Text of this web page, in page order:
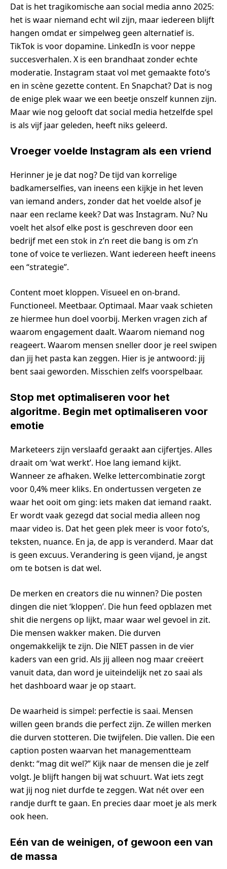
Dat is het tragikomische aan social media anno 2025:
het is waar niemand echt wil zijn, maar iedereen blijft
hangen omdat er simpelweg geen alternatief is.
TikTok is voor dopamine. LinkedIn is voor neppe
succesverhalen. X is een brandhaat zonder echte
moderatie. Instagram staat vol met gemaakte foto’s
en in scène gezette content. En Snapchat? Dat is nog
de enige plek waar we een beetje onszelf kunnen zijn.
Maar wie nog gelooft dat social media hetzelfde spel
is als vijf jaar geleden, heeft niks geleerd.
Vroeger voelde Instagram als een vriend
Herinner je je dat nog? De tijd van korrelige
badkamerselfies, van ineens een kijkje in het leven
van iemand anders, zonder dat het voelde alsof je
naar een reclame keek? Dat was Instagram. Nu? Nu
voelt het alsof elke post is geschreven door een
bedrijf met een stok in z’n reet die bang is om z’n
tone of voice te verliezen. Want iedereen heeft ineens
een “strategie”.
Content moet kloppen. Visueel en on-brand.
Functioneel. Meetbaar. Optimaal. Maar vaak schieten
ze hiermee hun doel voorbij. Merken vragen zich af
waarom engagement daalt. Waarom niemand nog
reageert. Waarom mensen sneller door je reel swipen
dan jij het pasta kan zeggen. Hier is je antwoord: jij
bent saai geworden. Misschien zelfs voorspelbaar.
Stop met optimaliseren voor het
algoritme. Begin met optimaliseren voor
emotie
Marketeers zijn verslaafd geraakt aan cijfertjes. Alles
draait om ‘wat werkt’. Hoe lang iemand kijkt.
Wanneer ze afhaken. Welke lettercombinatie zorgt
voor 0,4% meer kliks. En ondertussen vergeten ze
waar het ooit om ging: iets maken dat iemand raakt.
Er wordt vaak gezegd dat social media alleen nog
maar video is. Dat het geen plek meer is voor foto’s,
teksten, nuance. En ja, de app is veranderd. Maar dat
is geen excuus. Verandering is geen vijand, je angst
om te botsen is dat wel.
De merken en creators die nu winnen? Die posten
dingen die niet ‘kloppen’. Die hun feed opblazen met
shit die nergens op lijkt, maar waar wel gevoel in zit.
Die mensen wakker maken. Die durven
ongemakkelijk te zijn. Die NIET passen in de vier
kaders van een grid. Als jij alleen nog maar creëert
vanuit data, dan word je uiteindelijk net zo saai als
het dashboard waar je op staart.
De waarheid is simpel: perfectie is saai. Mensen
willen geen brands die perfect zijn. Ze willen merken
die durven stotteren. Die twijfelen. Die vallen. Die een
caption posten waarvan het managementteam
denkt: “mag dit wel?” Kijk naar de mensen die je zelf
volgt. Je blijft hangen bij wat schuurt. Wat iets zegt
wat jij nog niet durfde te zeggen. Wat nét over een
randje durft te gaan. En precies daar moet je als merk
ook heen.
Eén van de weinigen, of gewoon een van
de massa